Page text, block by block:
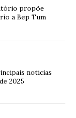
propõe
a Bep Tum
noticias
2025